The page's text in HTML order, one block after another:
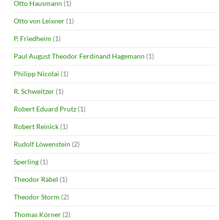
Otto Hausmann (1)
Otto von Leixner (1)
P. Friedheim (1)
Paul August Theodor Ferdinand Hagemann (1)
Philipp Nicolai (1)
R. Schweitzer (1)
Robert Eduard Prutz (1)
Robert Reinick (1)
Rudolf Löwenstein (2)
Sperling (1)
Theodor Räbel (1)
Theodor Storm (2)
Thomas Körner (2)